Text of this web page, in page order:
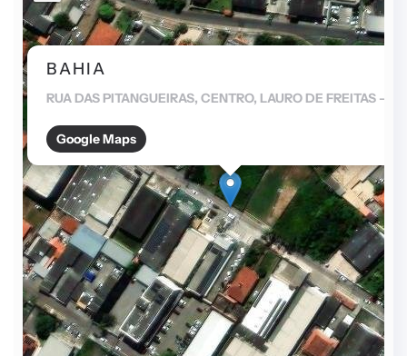
BAHIA
RUA DAS PITANGUEIRAS, CENTRO, LAURO DE FREITAS – BA
Google Maps